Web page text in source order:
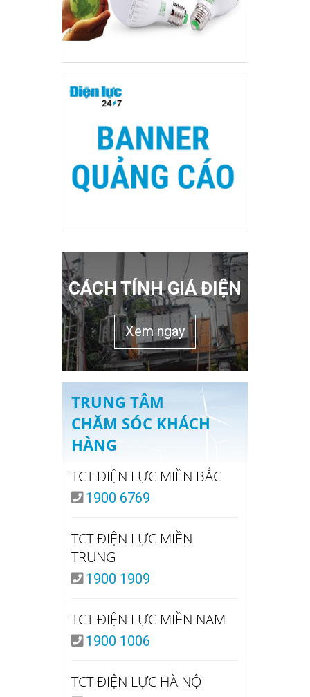
CÁCH TÍNH GIÁ ĐIỆN
Xem ngay
TRUNG TÂM
CHĂM SÓC KHÁCH
HÀNG
TCT ĐIỆN LỰC MIỀN BẮC
1900 6769
TCT ĐIỆN LỰC MIỀN
TRUNG
1900 1909
TCT ĐIỆN LỰC MIỀN NAM
1900 1006
TCT ĐIỆN LỰC HÀ NỘI